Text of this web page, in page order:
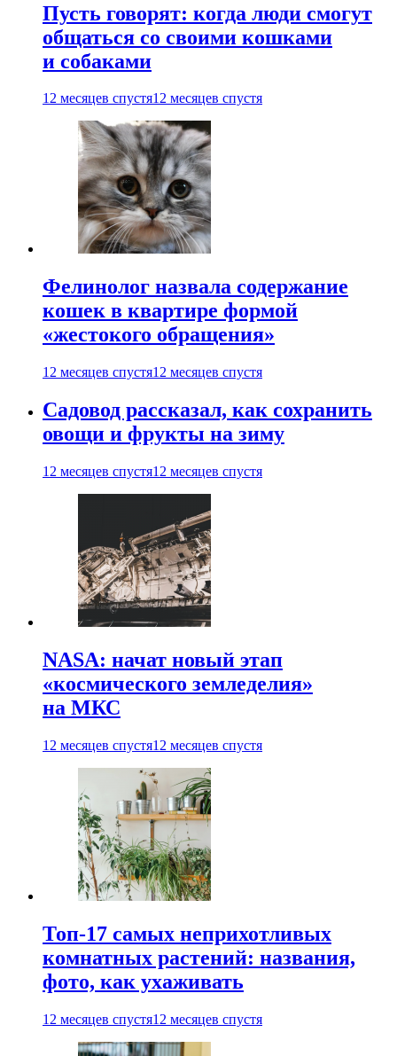
Пусть говорят: когда люди смогут
общаться со своими кошками
и собаками
12 месяцев спустя12 месяцев спустя
Фелинолог назвала содержание
кошек в квартире формой
«жестокого обращения»
12 месяцев спустя12 месяцев спустя
Садовод рассказал, как сохранить
овощи и фрукты на зиму
12 месяцев спустя12 месяцев спустя
NASA: начат новый этап
«космического земледелия»
на МКС
12 месяцев спустя12 месяцев спустя
Топ-17 самых неприхотливых
комнатных растений: названия,
фото, как ухаживать
12 месяцев спустя12 месяцев спустя